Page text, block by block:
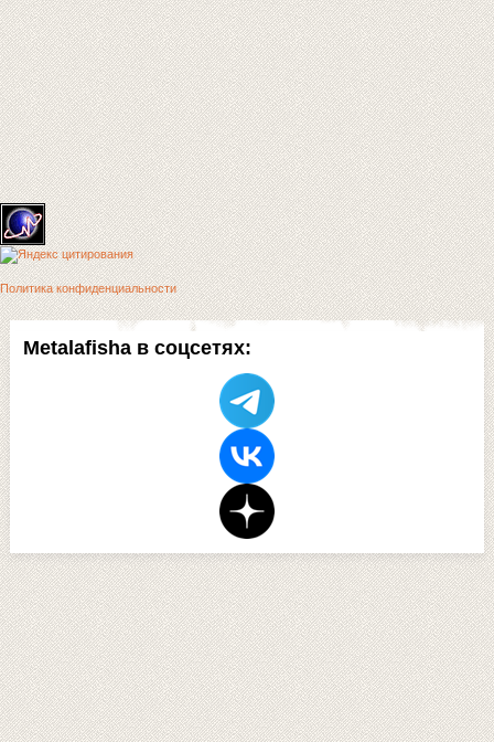
Metalafisha в соцсетях:
Политика конфиденциальности